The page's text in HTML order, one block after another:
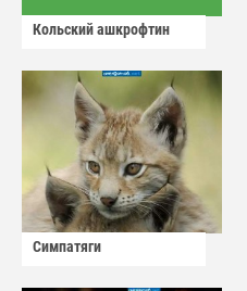
Кольский ашкрофтин
Симпатяги